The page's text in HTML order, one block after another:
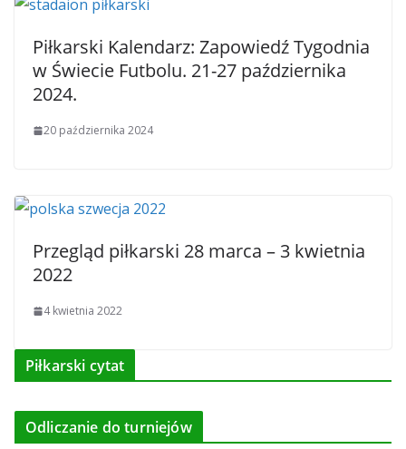
Piłkarski Kalendarz: Zapowiedź Tygodnia
w Świecie Futbolu. 21-27 października
2024.
20 października 2024
Przegląd piłkarski 28 marca – 3 kwietnia
2022
4 kwietnia 2022
Piłkarski cytat
Odliczanie do turniejów